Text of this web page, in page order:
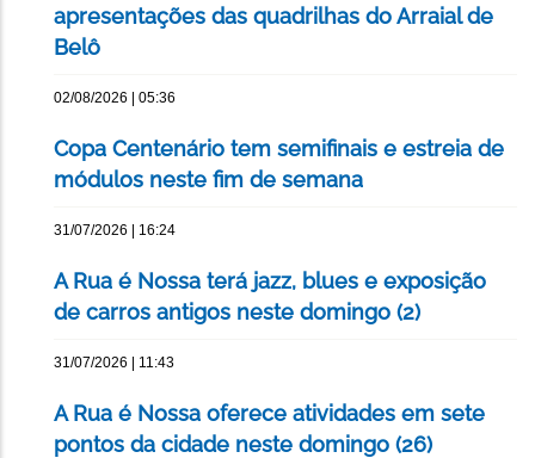
apresentações das quadrilhas do Arraial de
Belô
02/08/2026 | 05:36
Copa Centenário tem semifinais e estreia de
módulos neste fim de semana
31/07/2026 | 16:24
A Rua é Nossa terá jazz, blues e exposição
de carros antigos neste domingo (2)
31/07/2026 | 11:43
A Rua é Nossa oferece atividades em sete
pontos da cidade neste domingo (26)